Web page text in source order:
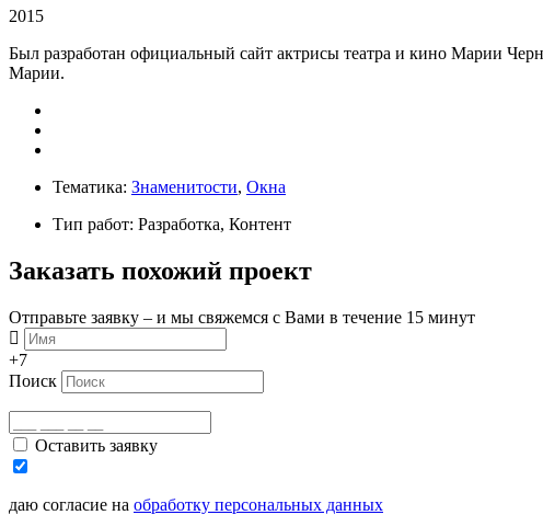
2015
Был разработан официальный сайт актрисы театра и кино Марии
Марии.
Тематика: Знаменитости, Окна
Тип работ: Разработка, Контент
Заказать похожий проект
Отправьте заявку – и мы свяжемся с Вами в течение 15 минут
+7
Поиск
Оставить заявку
даю согласие на обработку персональных данных